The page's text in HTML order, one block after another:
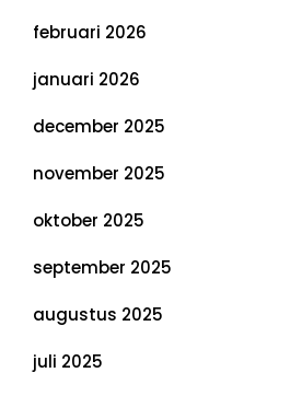
februari 2026
januari 2026
december 2025
november 2025
oktober 2025
september 2025
augustus 2025
juli 2025